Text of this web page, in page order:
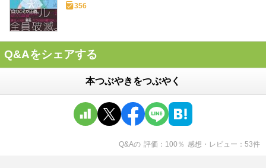
356
Q&Aをシェアする
本つぶやきをつぶやく
Q&Aの 評価 100 ％ 感想・レビュー 53件